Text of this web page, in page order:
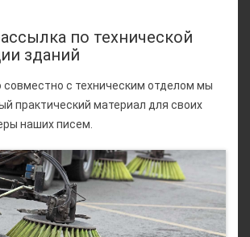
по технической
зданий
с техническим отделом мы
практический материал для своих
наших писем.